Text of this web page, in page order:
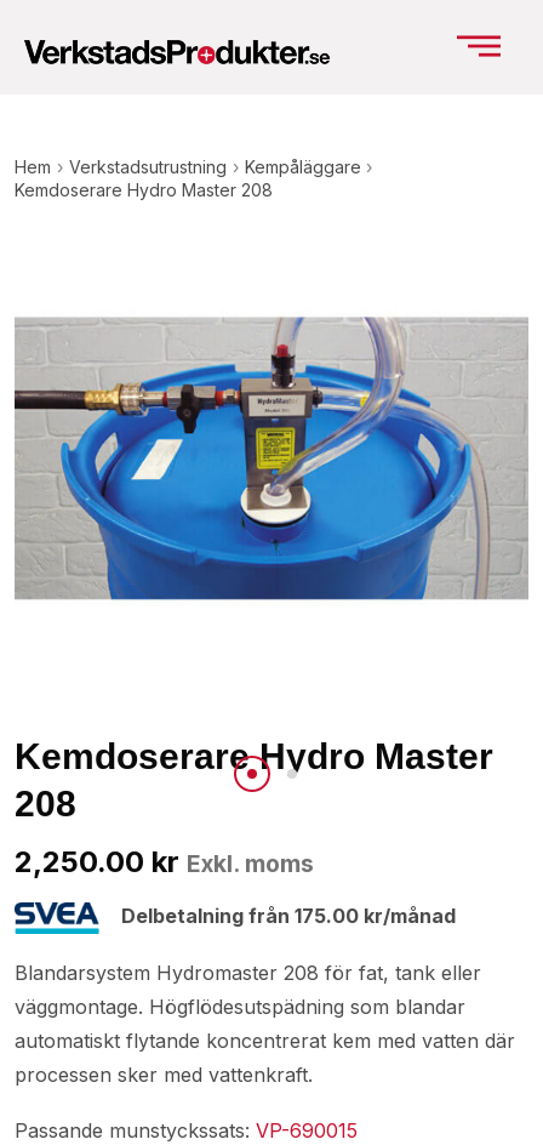
Hem › Verkstadsutrustning › Kempåläggare ›
Kemdoserare Hydro Master 208
Delbetalning från 175.00 kr/månad
2,250.00 kr Exkl. moms
Kemdoserare Hydro Master
208
Blandarsystem Hydromaster 208 för fat, tank eller
väggmontage. Högflödesutspädning som blandar
automatiskt flytande koncentrerat kem med vatten där
processen sker med vattenkraft.
Passande munstyckssats: VP-690015